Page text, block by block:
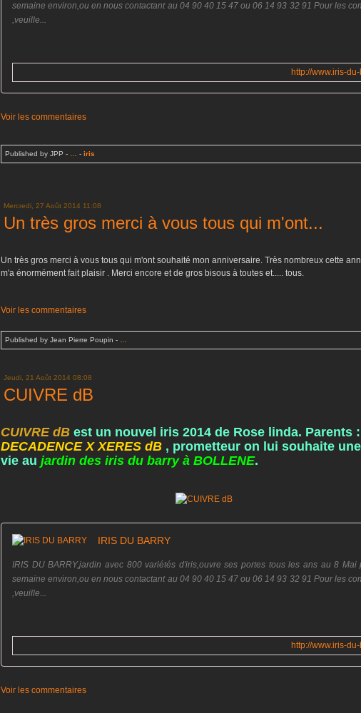
semaine environ,ou en nous contactant au 04 90 40 15 47 ou 06 14 93 32 91 Pour les
,veuille...
http://www.iris-
Voir les commentaires
Published by JPP - - iris
Mercredi, 27 Août 2014 11:08
Un très gros merci à vous tous qui m'ont...
Un très gros merci à vous tous qui m'ont souhaité mon anniversaire. Très nombreux cette
m'a énormément fait plaisir . Merci encore et de gros bisous à toutes et..... tous.
Voir les commentaires
Published by Jean Pierre Poupin -
Jeudi, 21 Août 2014 08:08
CUIVRE dB
CUIVRE dB est un nouvel iris 2014 de Rose linda. Parents :
DECADENCE X XERES dB , prometteur on lui souhaite
vie au jardin des iris du barry à BOLLENE.
IRIS DU BARRY
IRIS DU BARRY,jardin avec 800 variétés d'iris,ouvre ses portes tous les ans au 8 Mai
semaine environ,ou en nous contactant au 04 90 40 15 47 ou 06 14 93 32 91 Pour les
,veuille...
http://www.iris-
Voir les commentaires